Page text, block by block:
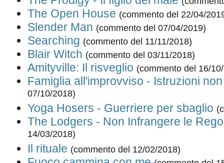
The Open House (commento del 22/04/
Slender Man (commento del 07/04/2019)
Searching (commento del 11/11/2018)
Blair Witch (commento del 03/11/2018)
Amityville: Il risveglio (commento del 16/
Famiglia all'improvviso - Istruzioni
07/10/2018)
Yoga Hosers - Guerriere per sbaglio
The Lodgers - Non Infrangere le
14/03/2018)
Il rituale (commento del 12/02/2018)